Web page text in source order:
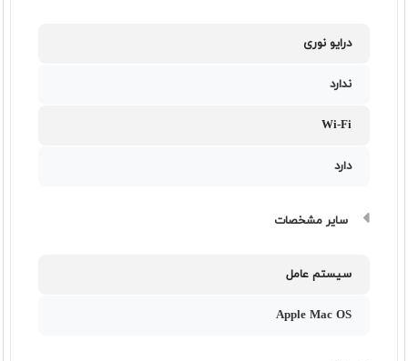
درایو نوری
ندارد
Wi-Fi
دارد
سایر مشخصات
سیستم عامل
Apple Mac OS